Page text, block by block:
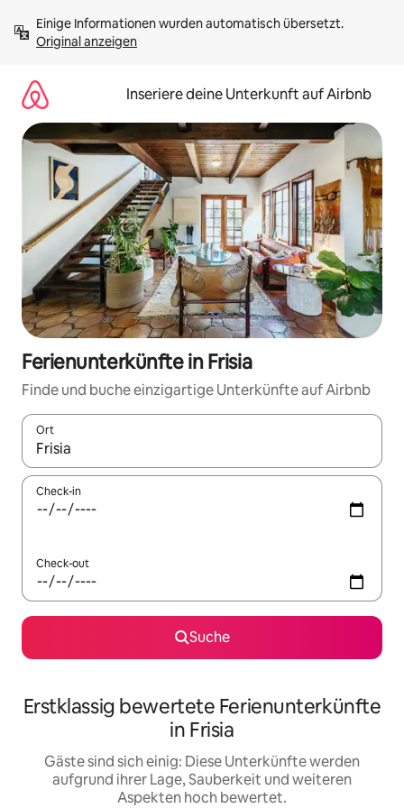
Inhalten
springenOriginal anzeigen
Inseriere deine Unterkunft auf Airbnb
Ferienunterkünfte in Frisia
Finde und buche einzigartige Unterkünfte auf Airbnb
Ort
Wenn Ergebnisse verfügbar sind, navigiere mit den
Check-in
Check-out
Suche
Erstklassig bewertete Ferienunterkünfte
in Frisia
Gäste sind sich einig: Diese Unterkünfte werden
aufgrund ihrer Lage, Sauberkeit und weiteren
Aspekten hoch bewertet.